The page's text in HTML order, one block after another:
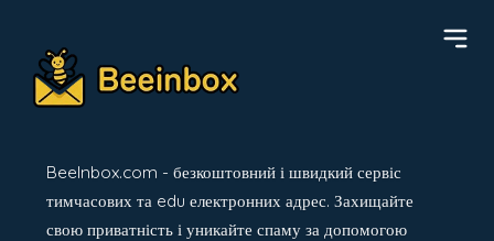
BeeInbox.com - безкоштовний і швидкий сервіс
тимчасових та edu електронних адрес. Захищайте
свою приватність і уникайте спаму за допомогою